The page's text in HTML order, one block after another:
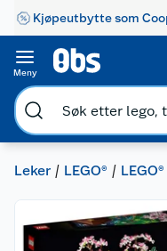
Kjøpeutbytte som
Meny
Leker LEGO®